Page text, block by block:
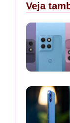
Veja